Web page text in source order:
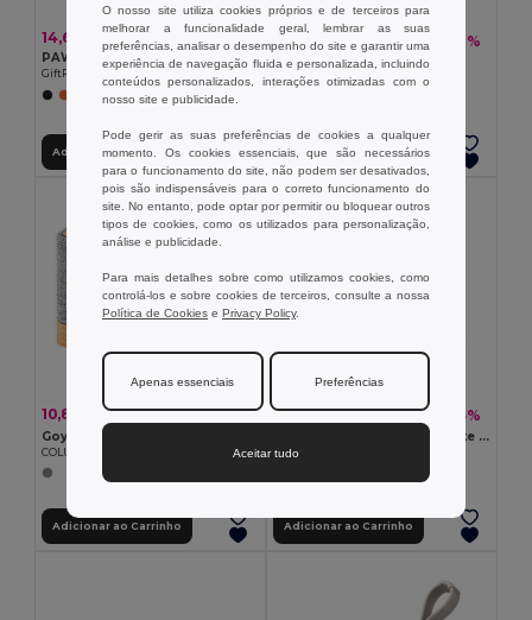
14,60 €
GiftRetail MO2442
+4 CORES
Adicionar ao Carrinho
7,62 € 14,21 € -46%
Goya 53557
RATO ALPE
Adicionar ao Carrinho
10,83 € 18,85 € -43%
Goya 53582
COLUNA IVY
Adicionar ao Carrinho
1,32 €2,03 € -35%
DROP RING Anel para suporte do telemóvel
GiftRetail MO9445
Adicionar ao Carrinho
O nosso site utiliza cookies próprios e de terceiros para
melhorar a funcionalidade geral, lembrar as suas
preferências, analisar o desempenho do site e garantir uma
experiência de navegação fluida e personalizada, incluindo
conteúdos personalizados, interações otimizadas com o
nosso site e publicidade.
Pode gerir as suas preferências de cookies a qualquer
momento. Os cookies essenciais, que são necessários
para o funcionamento do site, não podem ser desativados,
pois são indispensáveis para o correto funcionamento do
site. No entanto, pode optar por permitir ou bloquear outros
tipos de cookies, como os utilizados para personalização,
análise e publicidade.
Para mais detalhes sobre como utilizamos cookies, como
controlá-los e sobre cookies de terceiros, consulte a nossa
Política de Cookies e Privacy Policy.
Apenas essenciais Preferências
Aceitar tudo